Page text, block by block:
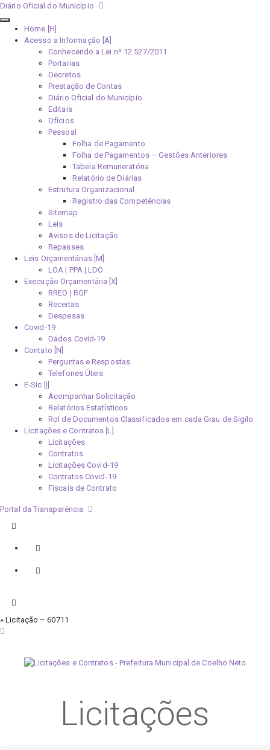
Diário Oficial do Município
Home [H]
Acesso a Informação [A]
Conhecendo a Lei nº 12.527/2011
Portarias
Decretos
Prestação de Contas
Diário Oficial do Município
Editais
Ofícios
Pessoal
Folha de Pagamento
Folha de Pagamentos – Gestões Anteriores
Tabela Remuneratória
Relatório de Diárias
Estrutura Organizacional
Registro das Competências
Sitemap
Leis
Avisos de Licitação
Repasses
Leis Orçamentárias [M]
LOA | PPA | LDO
Execução Orçamentária [X]
RREO | RGF
Receitas
Despesas
Covid-19
Dados Covid-19
Contato [N]
Perguntas e Respostas
Telefones Úteis
E-Sic [I]
Acompanhar Solicitação
Relatórios Estatísticos
Rol de Documentos Classificados em cada Grau de Sigilo
Licitações e Contratos [L]
Licitações
Contratos
Licitações Covid-19
Contratos Covid-19
Fiscais de Contrato
Portal da Transparência
» Licitação – 60711
Licitações